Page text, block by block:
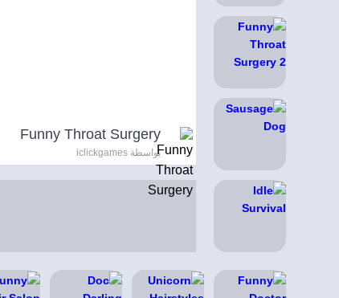
Funny Throat Surgery
بواسطة iclickgames